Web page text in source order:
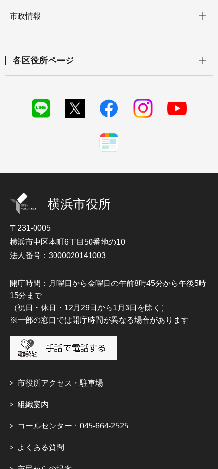
市政情報
各区役所ページ
横浜市役所
〒231-0005
横浜市中区本町6丁目50番地の10
法人番号：3000020141003
開庁時間：月曜日から金曜日の午前8時45分から午後5時
15分まで
（祝日・休日・12月29日から1月3日を除く）
※一部の窓口では開庁時間が異なる場合があります
市役所アクセス・駐車場
組織案内
コールセンター：045-664-2525
よくある質問